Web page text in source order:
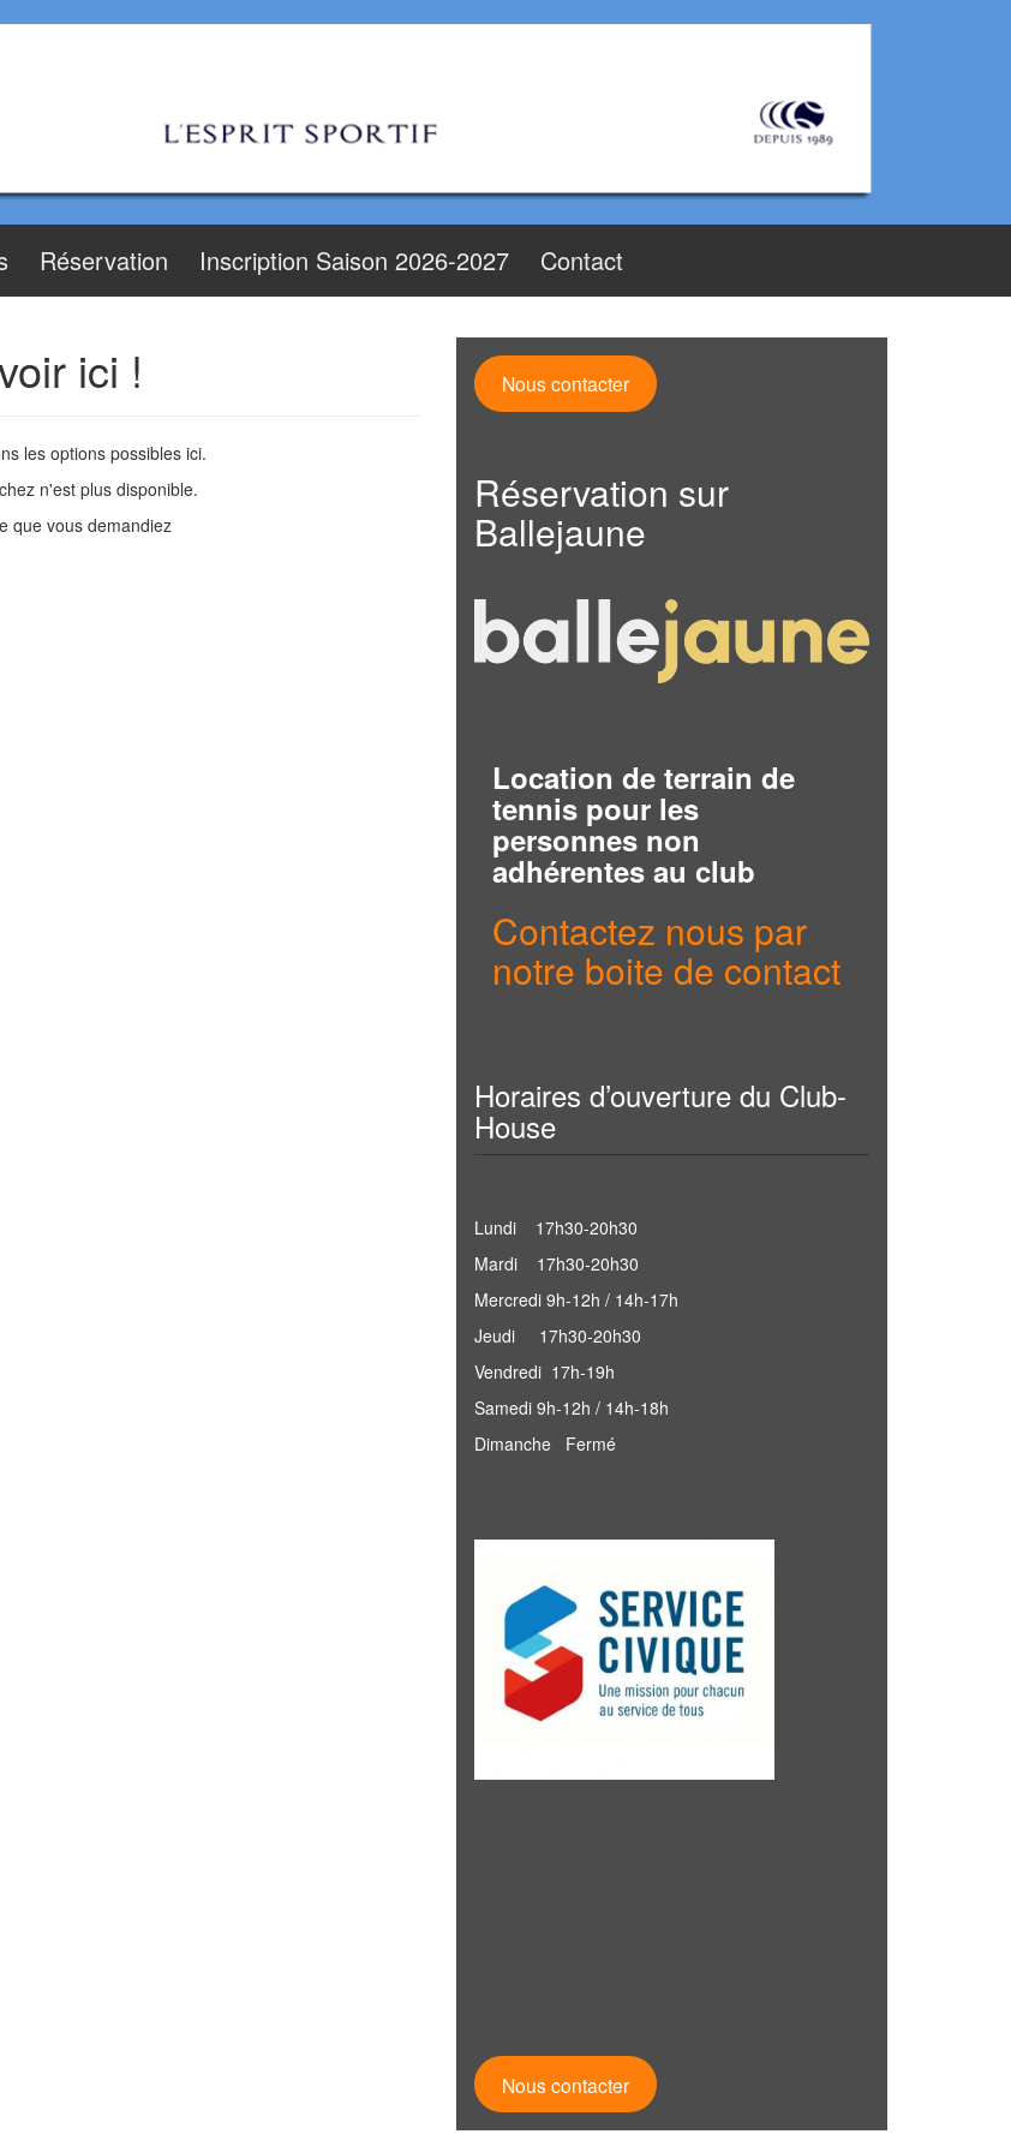
Réservation Inscription Saison 2026-2027 Contact
ici !
les options possibles ici.
n'est plus disponible.
que vous demandiez
Nous contacter
Réservation sur
Ballejaune
Location de terrain de
tennis pour les
personnes non
adhérentes au club
Contactez nous par
notre boite de contact
Horaires d’ouverture du Club-
House
Lundi 17h30-20h30
Mardi 17h30-20h30
Mercredi 9h-12h / 14h-17h
Jeudi 17h30-20h30
Vendredi 17h-19h
Samedi 9h-12h / 14h-18h
Dimanche Fermé
Nous contacter